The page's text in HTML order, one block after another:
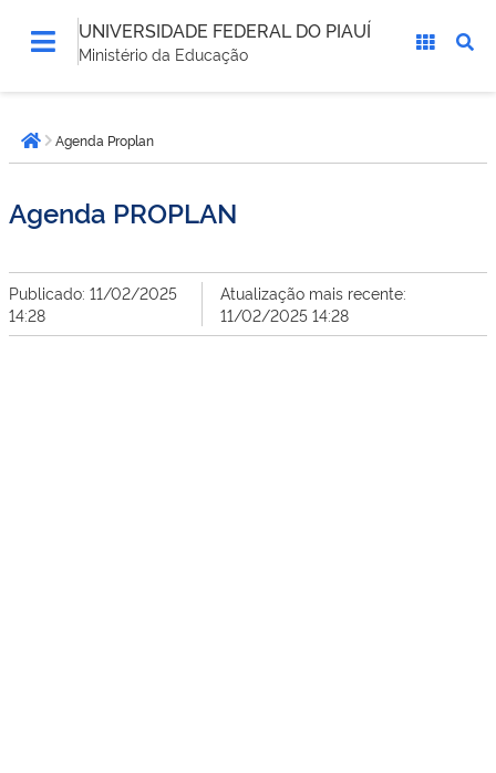
UNIVERSIDADE FEDERAL DO PIAUÍ
Ministério da Educação
está
aqui:Página inicial
Agenda Proplan
Agenda PROPLAN
Publicado: 11/02/2025
14:28
Atualização mais recente:
11/02/2025 14:28